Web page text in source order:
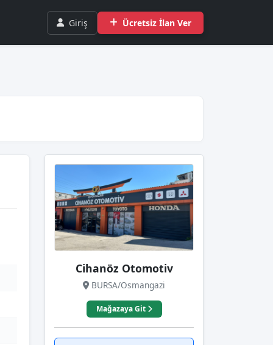
Giriş Ücretsiz İlan Ver
Cihanöz Otomotiv
BURSA/Osmangazi
Mağazaya Git